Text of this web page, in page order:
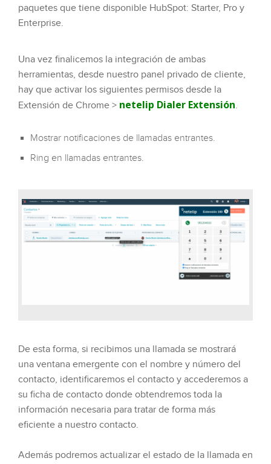
paquetes que tiene disponible HubSpot: Starter, Pro y
Enterprise.
Una vez finalicemos la integración de ambas
herramientas, desde nuestro panel privado de cliente,
hay que activar los siguientes permisos desde la
Extensión de Chrome > netelip Dialer Extensión.
Mostrar notificaciones de llamadas entrantes.
Ring en llamadas entrantes.
De esta forma, si recibimos una llamada se mostrará
una ventana emergente con el nombre y número del
contacto, identificaremos el contacto y accederemos a
su ficha de contacto donde obtendremos toda la
información necesaria para tratar de forma más
eficiente a nuestro contacto.
Además podremos actualizar el estado de la llamada en